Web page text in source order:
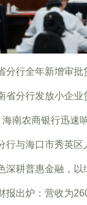
分行全年新增审
省分行发放小企业
海南农商银行迅速
行与海口市秀英区
深耕普惠金融，以
报出炉：营收为